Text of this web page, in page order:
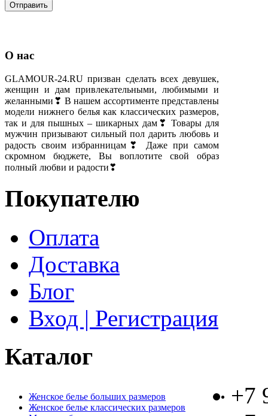
О нас
GLAMOUR-24.RU призван сделать всех девушек,
женщин и дам привлекательными, любимыми и
желанными❣ В нашем ассортименте представлены
модели нижнего белья как классических размеров,
так и для пышных – шикарных дам❣ Товары для
мужчин призывают сильный пол дарить любовь и
радость своим избранницам❣ Даже при самом
скромном бюджете, Вы воплотите свой образ
полный любви и радости❣
Покупателю
Оплата
Доставка
Блог
Вход | Регистрация
Каталог
Женское белье больших размеров
Женское белье классических размеров
+7